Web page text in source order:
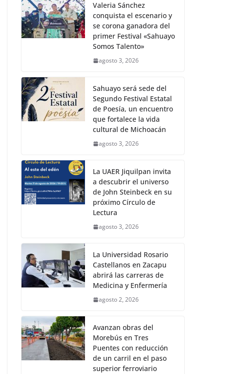
Valeria Sánchez
conquista el escenario y
se corona ganadora del
primer Festival «Sahuayo
Somos Talento»
agosto 3, 2026
Sahuayo será sede del
Segundo Festival Estatal
de Poesía, un encuentro
que fortalece la vida
cultural de Michoacán
agosto 3, 2026
La UAER Jiquilpan invita
a descubrir el universo
de John Steinbeck en su
próximo Círculo de
Lectura
agosto 3, 2026
La Universidad Rosario
Castellanos en Zacapu
abrirá las carreras de
Medicina y Enfermería
agosto 2, 2026
Avanzan obras del
Morebús en Tres
Puentes con reducción
de un carril en el paso
superior ferroviario